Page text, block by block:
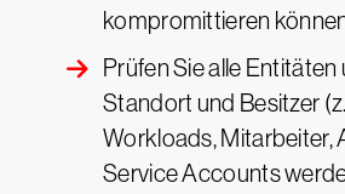
kompromittieren
Prüfen Sie alle
Standort und Besitzer
Workloads, Mitarbeiter,
Service Accounts